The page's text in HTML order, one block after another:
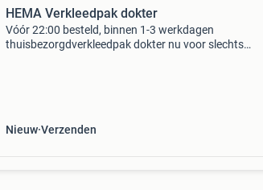
HEMA Verkleedpak dokter
Vóór 22:00 besteld, binnen 1-3 werkdagen
thuisbezorgdverkleedpak dokter nu voor slechts
Nieuw Verzenden